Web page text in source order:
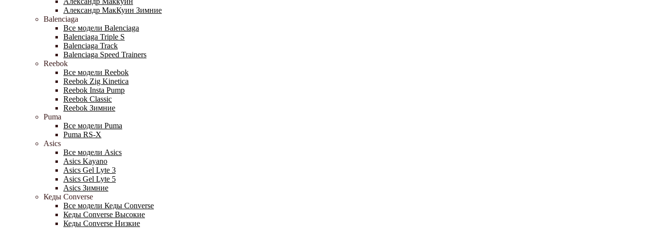
Александр МакКуин Зимние
Balenciaga
Все модели Balenciaga
Balenciaga Triple S
Balenciaga Track
Balenciaga Speed Trainers
Reebok
Все модели Reebok
Reebok Zig Kinetica
Reebok Insta Pump
Reebok Classic
Reebok Зимние
Puma
Все модели Puma
Puma RS-X
Asics
Все модели Asics
Asics Kayano
Asics Gel Lyte 3
Asics Gel Lyte 5
Asics Зимние
Кеды Converse
Все модели Кеды Converse
Кеды Converse Высокие
Кеды Converse Низкие